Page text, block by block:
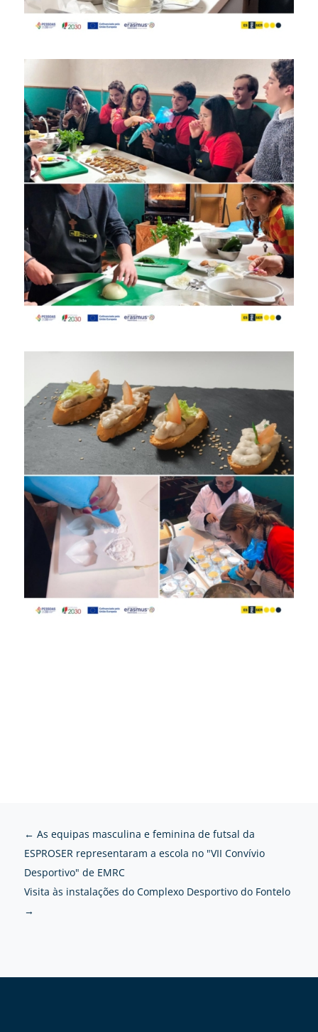
← As equipas masculina e feminina de futsal da
ESPROSER representaram a escola no "VII Convívio
Desportivo" de EMRC
Visita às instalações do Complexo Desportivo do Fontelo
→